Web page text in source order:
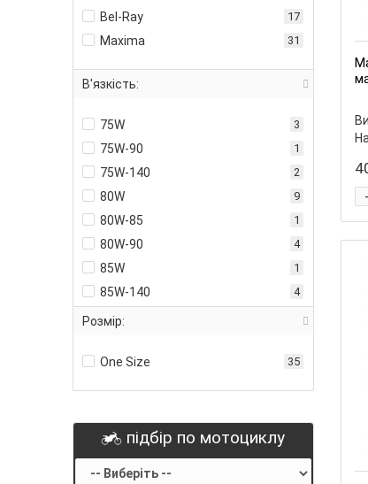
Bel-Ray 17
Maxima 31
В'язкість:
75W 3
75W-90 1
75W-140 2
80W 9
80W-85 1
80W-90 4
85W 1
85W-140 4
110W
Розмір:
One Size 35
підбір по мотоциклу
-